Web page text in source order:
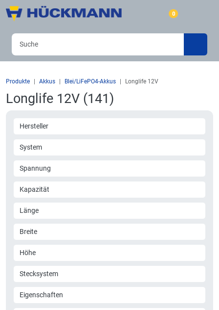
0
Produkte Akkus Blei/LiFePO4-Akkus Longlife 12V
Longlife 12V (141)
Hersteller
System
Spannung
Kapazität
Länge
Breite
Höhe
Stecksystem
Eigenschaften